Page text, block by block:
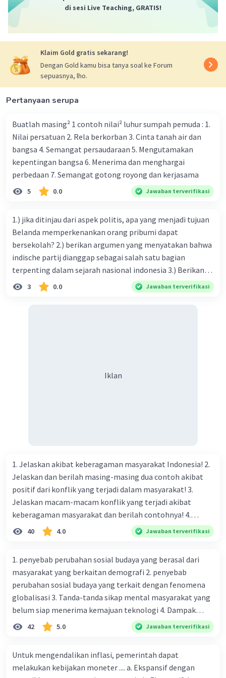
Iklan
di sesi Live Teaching, GRATIS!
Klaim Gold gratis sekarang!
Dengan Gold kamu bisa tanya soal ke Forum
sepuasnya, lho.
Pertanyaan serupa
Buatlah masing² 1 contoh nilai² luhur sumpah pemuda : 1.
Nilai persatuan 2. Rela berkorban 3. Cinta tanah air dan
bangsa 4. Semangat persaudaraan 5. Mengutamakan
kepentingan bangsa 6. Menerima dan menghargai
perbedaan 7. Semangat gotong royong dan kerjasama
5 0.0 Jawaban terverifikasi
1.) jika ditinjau dari aspek politis, apa yang menjadi tujuan
Belanda memperkenankan orang pribumi dapat
bersekolah? 2.) berikan argumen yang menyatakan bahwa
indische partij dianggap sebagai salah satu bagian
terpenting dalam sejarah nasional indonesia 3.) Berikan
argumen yang menyatakan bahwa Perhimpunan
Indonesia dianggap sebagai salah satu bagian terpenting
3 0.0 Jawaban terverifikasi
Iklan
1. Jelaskan akibat keberagaman masyarakat Indonesia! 2.
Jelaskan dan berilah masing-masing dua contoh akibat
positif dari konflik yang terjadi dalam masyarakat! 3.
Jelaskan macam-macam konflik yang terjadi akibat
keberagaman masyarakat dan berilah contohnya! 4.
Mengapa dalam masyarakat yang memiliki keberagaman
bahasa, dan budaya. Berdasarkan pernyataan tersebut,
apa yang dapat kalian lakukan untuk menjaga
keberagaman supaya terhindar dari konflik?
40 4.0 Jawaban terverifikasi
1. penyebab perubahan sosial budaya yang berasal dari
masyarakat yang berkaitan demografi 2. penyebab
perubahan sosial budaya yang terkait dengan fenomena
globalisasi 3. Tanda-tanda sikap mental masyarakat yang
belum siap menerima kemajuan teknologi 4. Dampak
modernisasi dalam kehidupan sosial masyarakat 5.
Kegiatan manusia di bidang ekonomi yang menunjukkan
modernisasi di bidang ilmu pengetahuan dan pendidikan
terhadap pola pikir masyarakat 7. Konsep mengenai
42 5.0 Jawaban terverifikasi
Untuk mengendalikan inflasi, pemerintah dapat
melakukan kebijakan moneter .... a. Ekspansif dengan